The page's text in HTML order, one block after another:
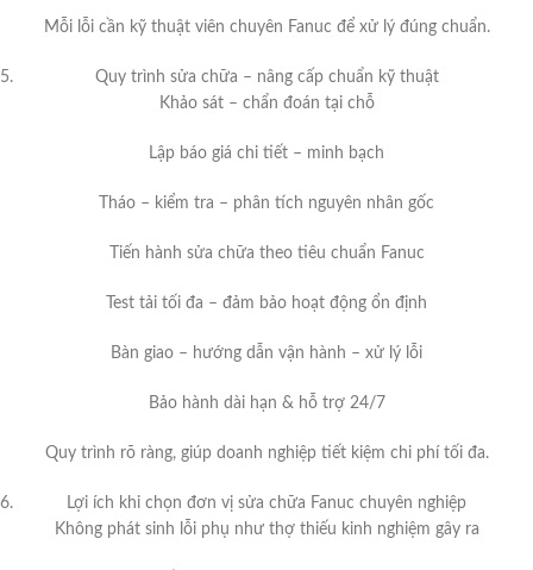
Mỗi lỗi cần kỹ thuật viên chuyên Fanuc để xử lý đúng chuẩn.
Quy trình sửa chữa – nâng cấp chuẩn kỹ thuật
Khảo sát – chẩn đoán tại chỗ
Lập báo giá chi tiết – minh bạch
Tháo – kiểm tra – phân tích nguyên nhân gốc
Tiến hành sửa chữa theo tiêu chuẩn Fanuc
Test tải tối đa – đảm bảo hoạt động ổn định
Bàn giao – hướng dẫn vận hành – xử lý lỗi
Bảo hành dài hạn & hỗ trợ 24/7
Quy trình rõ ràng, giúp doanh nghiệp tiết kiệm chi phí tối đa.
Lợi ích khi chọn đơn vị sửa chữa Fanuc chuyên nghiệp
Không phát sinh lỗi phụ như thợ thiếu kinh nghiệm gây ra